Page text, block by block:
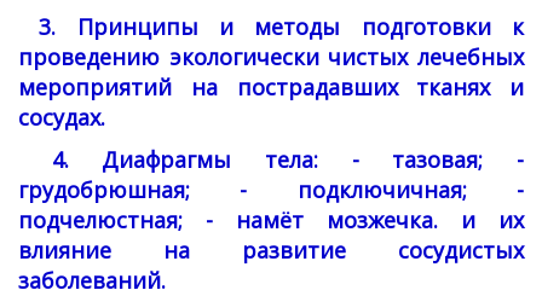
3. Принципы и методы подготовки к
проведению экологически чистых лечебных
мероприятий на пострадавших тканях и
сосудах.
4. Диафрагмы тела: - тазовая; -
грудобрюшная; - подключичная; -
подчелюстная; - намёт мозжечка. и их
влияние на развитие сосудистых
заболеваний.